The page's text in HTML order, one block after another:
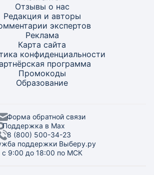
Отзывы о нас
Редакция и авторы
экспертов
Реклама
Карта сайта
конфиденциальности
программа
Промокоды
Образование
Форма обратной связи
Поддержка в Max
8 (800) 500-34-23
поддержки Выберу.ру
с 9:00 до 18:00 по МСК